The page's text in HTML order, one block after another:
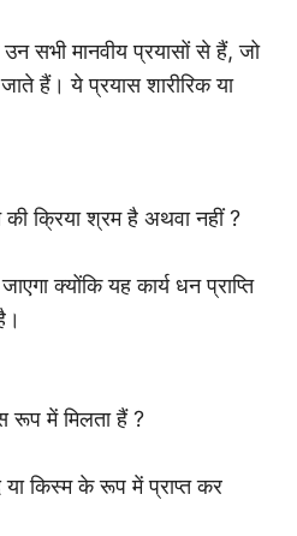
सभी मानवीय प्रयासों से हैं, जो
हैं। ये प्रयास शारीरिक या
की क्रिया श्रम है अथवा नहीं ?
क्योंकि यह कार्य धन प्राप्ति
रूप में मिलता हैं ?
किस्म के रूप में प्राप्त कर